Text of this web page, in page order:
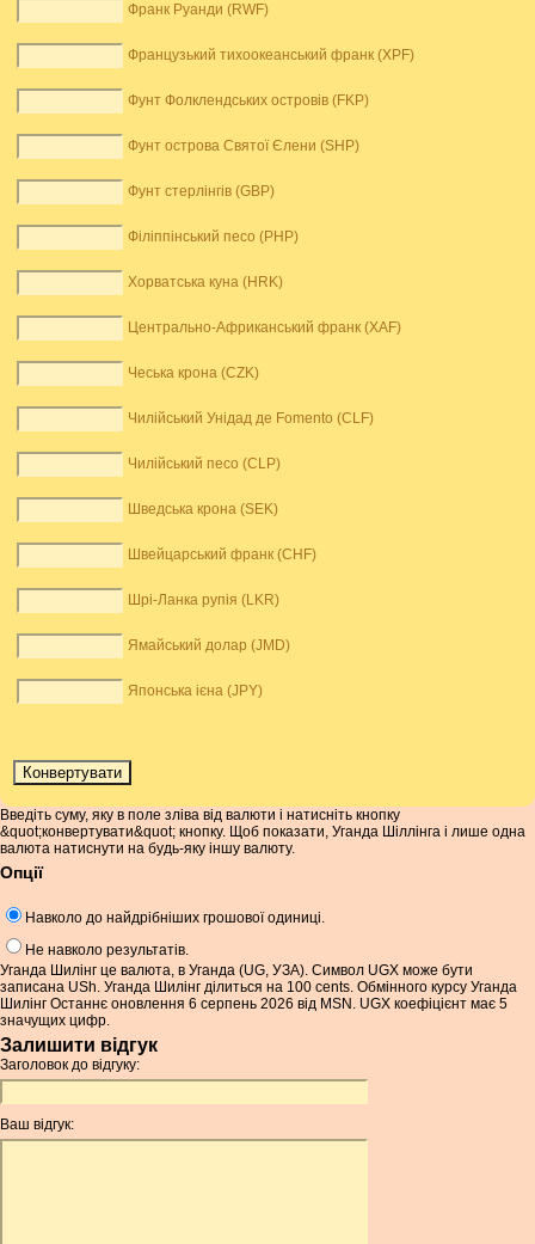
Франк Руанди (RWF)
Французький тихоокеанський франк (XPF)
Фунт Фолклендських островів (FKP)
Фунт острова Святої Єлени (SHP)
Фунт стерлінгів (GBP)
Філіппінський песо (PHP)
Хорватська куна (HRK)
Центрально-Африканський франк (XAF)
Чеська крона (CZK)
Чилійський Унідад де Fomento (CLF)
Чилійський песо (CLP)
Шведська крона (SEK)
Швейцарський франк (CHF)
Шрі-Ланка рупія (LKR)
Ямайський долар (JMD)
Японська ієна (JPY)
Введіть суму, яку в поле зліва від валюти і натисніть кнопку
&quot;конвертувати&quot; кнопку. Щоб показати, Уганда Шіллінга і лише одна
валюта натиснути на будь-яку іншу валюту.
Опції
Навколо до найдрібніших грошової одиниці.
Не навколо результатів.
Уганда Шилінг це валюта, в Уганда (UG, УЗА). Символ UGX може бути
записана USh. Уганда Шилінг ділиться на 100 cents. Обмінного курсу Уганда
Шилінг Останнє оновлення 6 серпень 2026 від MSN. UGX коефіцієнт має 5
значущих цифр.
Залишити відгук
Заголовок до відгуку:
Ваш відгук: